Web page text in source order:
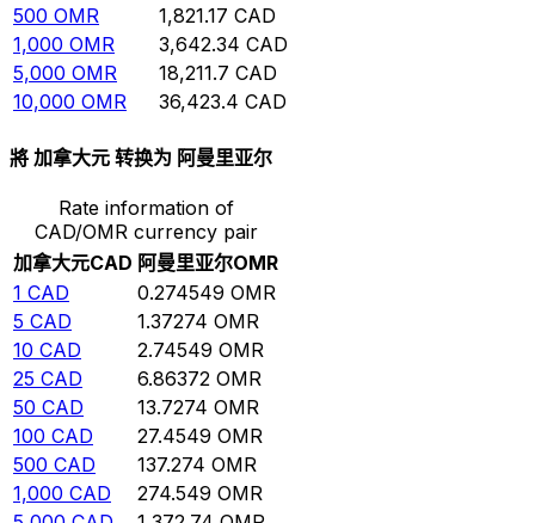
500 OMR 1,821.17 CAD
1,000 OMR 3,642.34 CAD
5,000 OMR 18,211.7 CAD
10,000 OMR 36,423.4 CAD
將 加拿大元 转换为 阿曼里亚尔
Rate information of
CAD/OMR currency pair
加拿大元CAD 阿曼里亚尔OMR
1 CAD 0.274549 OMR
5 CAD 1.37274 OMR
10 CAD 2.74549 OMR
25 CAD 6.86372 OMR
50 CAD 13.7274 OMR
100 CAD 27.4549 OMR
500 CAD 137.274 OMR
1,000 CAD 274.549 OMR